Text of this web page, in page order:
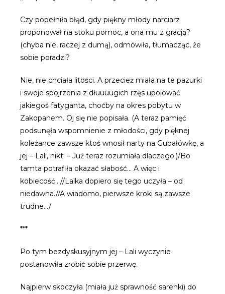
Czy popełniła błąd, gdy piękny młody narciarz
proponował na stoku pomoc, a ona mu z gracją?
(chyba nie, raczej z dumą), odmówiła, tłumacząc, że
sobie poradzi?
Nie, nie chciała litości. A przecież miała na te pazurki
i swoje spojrzenia z dłuuuugich rzęs upolować
jakiegoś fatyganta, choćby na okres pobytu w
Zakopanem. Oj się nie popisała. (A teraz pamięć
podsunęła wspomnienie z młodości, gdy pięknej
koleżance zawsze ktoś wnosił narty na Gubałówkę, a
jej – Lali, nikt. – Już teraz rozumiała dlaczego.)/Bo
tamta potrafiła okazać słabość… A więc i
kobiecość…//Lalka dopiero się tego uczyła – od
niedawna.//A wiadomo, pierwsze kroki są zawsze
trudne…/
***
Po tym bezdyskusyjnym jej – Lali wyczynie
postanowiła zrobić sobie przerwę.
Najpierw skoczyła (miała już sprawność sarenki) do